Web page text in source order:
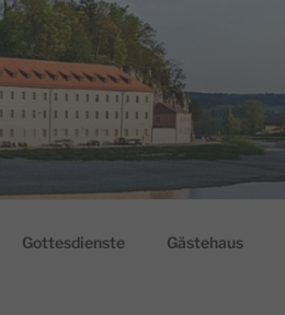
Gottesdienste Gästehaus